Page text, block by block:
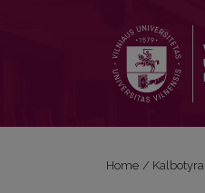
Home / Kalbotyra